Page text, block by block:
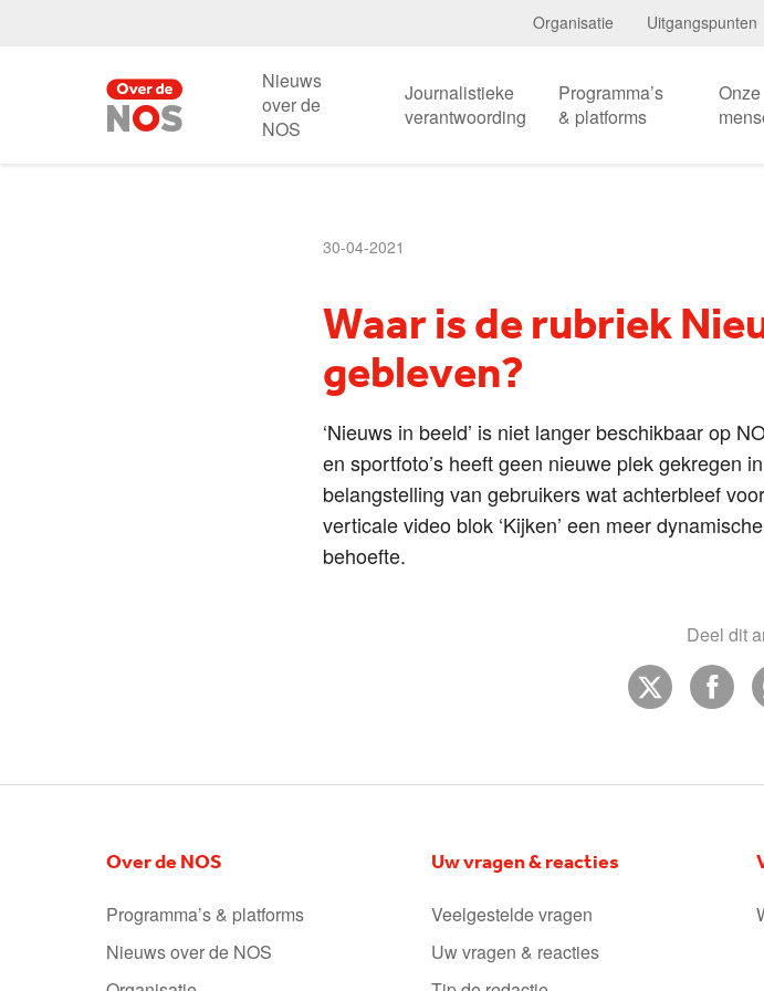
Organisatie Uitgangspunten
Nieuws
over de
NOS
Journalistieke
verantwoording
Programma’s
& platforms
Onze
30-04-2021
Waar is de rubriek
gebleven?
‘Nieuws in beeld’ is niet langer beschikbaar op
en sportfoto’s heeft geen nieuwe plek gekregen
belangstelling van gebruikers wat achterbleef
verticale video blok ‘Kijken’ een meer
behoefte.
Deel dit
Over de NOS
Programma’s & platforms
Nieuws over de NOS
Uw vragen & reacties
Veelgestelde vragen
Uw vragen & reacties